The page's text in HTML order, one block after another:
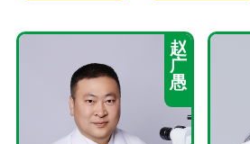
赵
广
愚